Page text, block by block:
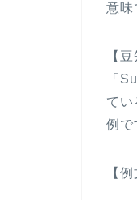
意味
【
「
てい
例で
【例